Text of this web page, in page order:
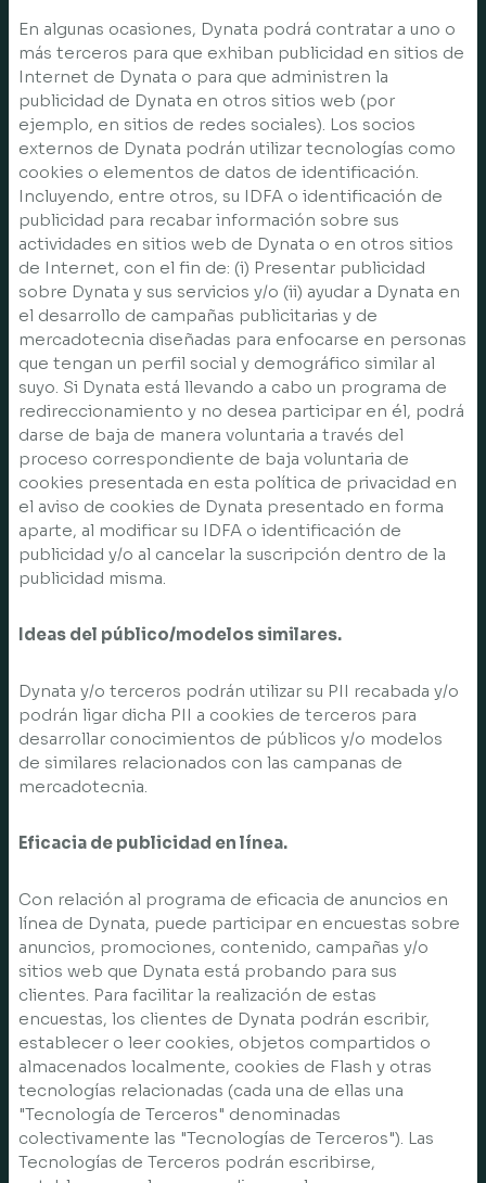
En algunas ocasiones, Dynata podrá contratar a uno o
más terceros para que exhiban publicidad en sitios de
Internet de Dynata o para que administren la
publicidad de Dynata en otros sitios web (por
ejemplo, en sitios de redes sociales). Los socios
externos de Dynata podrán utilizar tecnologías como
cookies o elementos de datos de identificación.
Incluyendo, entre otros, su IDFA o identificación de
publicidad para recabar información sobre sus
actividades en sitios web de Dynata o en otros sitios
de Internet, con el fin de: (i) Presentar publicidad
sobre Dynata y sus servicios y/o (ii) ayudar a Dynata en
el desarrollo de campañas publicitarias y de
mercadotecnia diseñadas para enfocarse en personas
que tengan un perfil social y demográfico similar al
suyo. Si Dynata está llevando a cabo un programa de
redireccionamiento y no desea participar en él, podrá
darse de baja de manera voluntaria a través del
proceso correspondiente de baja voluntaria de
cookies presentada en esta política de privacidad en
el aviso de cookies de Dynata presentado en forma
aparte, al modificar su IDFA o identificación de
publicidad y/o al cancelar la suscripción dentro de la
publicidad misma.
Ideas del público/modelos similares.
Dynata y/o terceros podrán utilizar su PII recabada y/o
podrán ligar dicha PII a cookies de terceros para
desarrollar conocimientos de públicos y/o modelos
de similares relacionados con las campanas de
mercadotecnia.
Eficacia de publicidad en línea.
Con relación al programa de eficacia de anuncios en
línea de Dynata, puede participar en encuestas sobre
anuncios, promociones, contenido, campañas y/o
sitios web que Dynata está probando para sus
clientes. Para facilitar la realización de estas
encuestas, los clientes de Dynata podrán escribir,
establecer o leer cookies, objetos compartidos o
almacenados localmente, cookies de Flash y otras
tecnologías relacionadas (cada una de ellas una
"Tecnología de Terceros" denominadas
colectivamente las "Tecnologías de Terceros"). Las
Tecnologías de Terceros podrán escribirse,